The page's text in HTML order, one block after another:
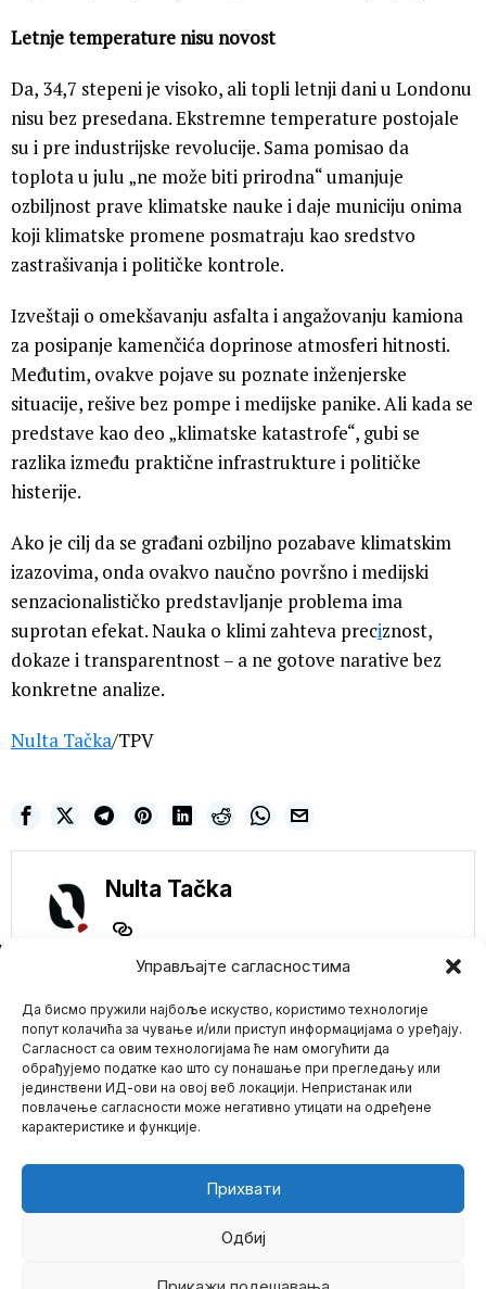
Управљајте сагласностима
Да бисмо пружили најбоље искуство, користимо технологије
попут колачића за чување и/или приступ информацијама о уређају.
Сагласност са овим технологијама ће нам омогућити да
обрађујемо податке као што су понашање при прегледању или
јединствени ИД-ови на овој веб локацији. Непристанак или
повлачење сагласности може негативно утицати на одређене
карактеристике и функције.
Прихвати
Одбиј
Letnje temperature nisu novost
Da, 34,7 stepeni je visoko, ali topli letnji dani u Londonu
nisu bez presedana. Ekstremne temperature postojale
su i pre industrijske revolucije. Sama pomisao da
toplota u julu „ne može biti prirodna“ umanjuje
ozbiljnost prave klimatske nauke i daje municiju onima
koji klimatske promene posmatraju kao sredstvo
zastrašivanja i političke kontrole.
Izveštaji o omekšavanju asfalta i angažovanju kamiona
za posipanje kamenčića doprinose atmosferi hitnosti.
Međutim, ovakve pojave su poznate inženjerske
situacije, rešive bez pompe i medijske panike. Ali kada se
predstave kao deo „klimatske katastrofe“, gubi se
razlika između praktične infrastrukture i političke
histerije.
Ako je cilj da se građani ozbiljno pozabave klimatskim
izazovima, onda ovakvo naučno površno i medijski
senzacionalističko predstavljanje problema ima
suprotan efekat. Nauka o klimi zahteva preciznost,
dokaze i transparentnost – a ne gotove narative bez
konkretne analize.
Nulta Tačka/TPV
Nulta Tačka
Mario zna Youtube
će pokloniti milione
biljaka kanabisa
svojim građanima
Tajlandski ministar
zdravlja Anutin
Charnvirakul najavio je
da će nacionalna
kandidat za
predsednika
Ramasvami: Agenda
o klimatskim
promenama je